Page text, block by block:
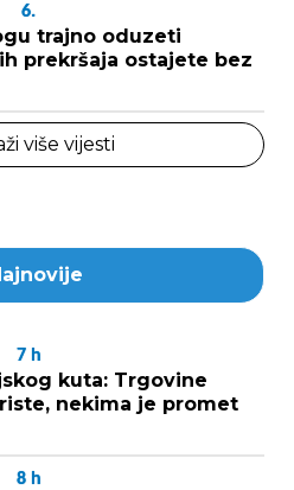
6.
trajno oduzeti
prekršaja ostajete bez
više vijesti
7 h
kuta: Trgovine
nekima je promet
8 h